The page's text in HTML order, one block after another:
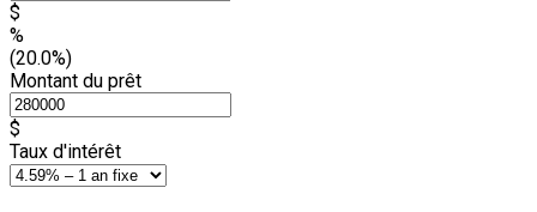
$
%
(20.0%)
Montant du prêt
$
Taux d'intérêt